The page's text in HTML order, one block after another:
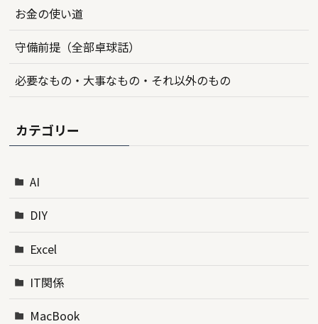
お金の使い道
守備前提（全部卓球話）
必要なもの・大事なもの・それ以外のもの
カテゴリー
AI
DIY
Excel
IT関係
MacBook